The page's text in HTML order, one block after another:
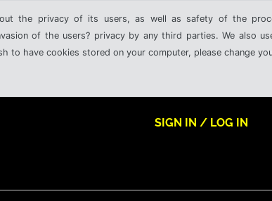
the privacy of its users, as well as safety of the
of the users? privacy by any third parties. We also
to have cookies stored on your computer, please change
SIGN IN / LOG IN